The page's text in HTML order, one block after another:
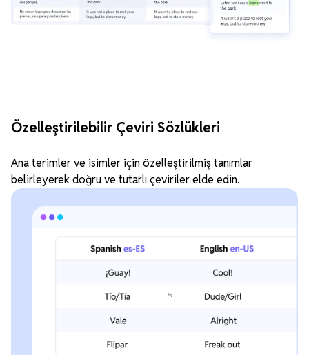
Özelleştirilebilir Çeviri Sözlükleri
Ana terimler ve isimler için özelleştirilmiş tanımlar
belirleyerek doğru ve tutarlı çeviriler elde edin.